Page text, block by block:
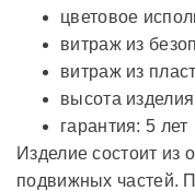
цветовое
витраж из
витраж из
высота
гарантия: 5 лет
Изделие состоит из
подвижных частей.